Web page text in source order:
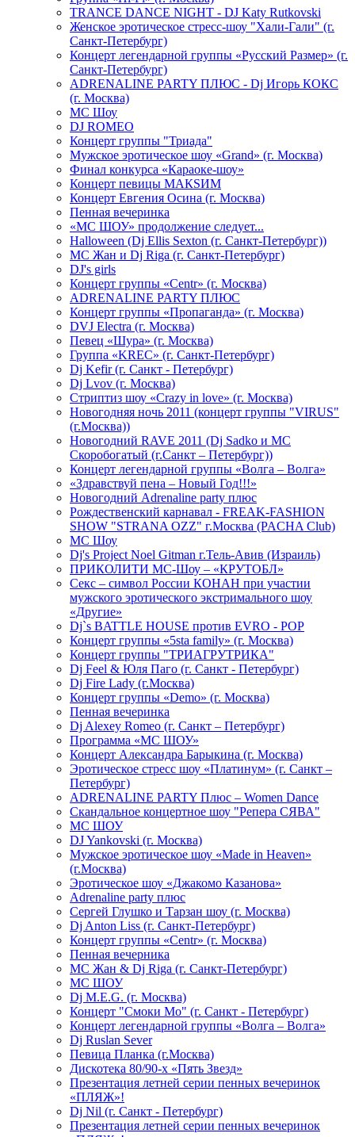
TRANCE DANCE NIGHT - DJ Katy Rutkovski
Женское эротическое стресс-шоу "Хали-Гали" (г.
Санкт-Петербург)
Концерт легендарной группы «Русский Размер» (г.
Санкт-Петербург)
ADRENALINE PARTY ПЛЮС - Dj Игорь КОКС
(г. Москва)
MC Шоу
DJ ROMEO
Концерт группы "Триада"
Мужское эротическое шоу «Grand» (г. Москва)
Финал конкурса «Караоке-шоу»
Концерт певицы МАКSИМ
Концерт Евгения Осина (г. Москва)
Пенная вечеринка
«МС ШОУ» продолжение следует...
Halloween (Dj Ellis Sexton (г. Санкт-Петербург))
МС Жан и Dj Riga (г. Санкт-Петербург)
DJ's girls
Концерт группы «Centr» (г. Москва)
ADRENALINE PARTY ПЛЮС
Концерт группы «Пропаганда» (г. Москва)
DVJ Electra (г. Москва)
Певец «Шура» (г. Москва)
Группа «KREC» (г. Санкт-Петербург)
Dj Kefir (г. Санкт - Петербург)
Dj Lvov (г. Москва)
Стриптиз шоу «Crazy in love» (г. Москва)
Новогодняя ночь 2011 (концерт группы "VIRUS"
(г.Москва))
Новогодний RAVE 2011 (Dj Sadko и MC
Скоробогатый (г.Санкт – Петербург))
Концерт легендарной группы «Волга – Волга»
«Здравствуй пена – Новый Год!!!»
Новогодний Adrenaline party плюс
Рождественский карнавал - FREAK-FASHION
SHOW "STRANA OZZ" г.Москва (PACHA Club)
MC Шоу
Dj's Project Noel Gitman г.Тель-Авив (Израиль)
ПРИКОЛИТИ МС-Шоу – «КРУТОБЛ»
Секс – символ России КОНАН при участии
мужского эротического экстримального шоу
«Другие»
Dj`s BATTLE HOUSE против EVRO - POP
Концерт группы «5sta family» (г. Москва)
Концерт группы "ТРИАГРУТРИКА"
Dj Feel & Юля Паго (г. Санкт - Петербург)
Dj Fire Lady (г.Москва)
Концерт группы «Demo» (г. Москва)
Пенная вечеринка
Dj Alexey Romeo (г. Санкт – Петербург)
Программа «МС ШОУ»
Концерт Александра Барыкина (г. Москва)
Эротическое стресс шоу «Платинум» (г. Санкт –
Петербург)
ADRENALINE PARTY Плюс – Women Dance
Скандальное концертное шоу "Репера СЯВА"
МС ШОУ
DJ Yankovski (г. Москва)
Мужское эротическое шоу «Made in Heaven»
(г.Москва)
Эротическое шоу «Джакомо Казанова»
Adrenaline party плюс
Сергей Глушко и Тарзан шоу (г. Москва)
Dj Anton Liss (г. Санкт-Петербург)
Концерт группы «Centr» (г. Москва)
Пенная вечерника
МС Жан & Dj Riga (г. Санкт-Петербург)
МС ШОУ
Dj M.E.G. (г. Москва)
Концерт "Смоки Мо" (г. Санкт - Петербург)
Концерт легендарной группы «Волга – Волга»
Dj Ruslan Sever
Певица Планка (г.Москва)
Дискотека 80/90-х «Пять Звезд»
Презентация летней серии пенных вечеринок
«ПЛЯЖ»!
Dj Nil (г. Санкт - Петербург)
Презентация летней серии пенных вечеринок